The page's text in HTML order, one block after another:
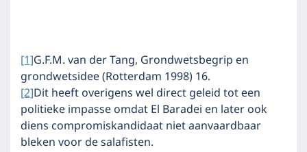
[1]G.F.M. van der Tang, Grondwetsbegrip en
grondwetsidee (Rotterdam 1998) 16.
[2]Dit heeft overigens wel direct geleid tot een
politieke impasse omdat El Baradei en later ook
diens compromiskandidaat niet aanvaardbaar
bleken voor de salafisten.